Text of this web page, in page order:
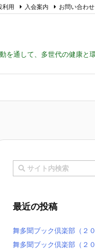
通して、多世代の健康と
利用 入会案内 お問い合わせ
最近の投稿
舞多聞ブック倶楽部（２
舞多聞ブック倶楽部（２